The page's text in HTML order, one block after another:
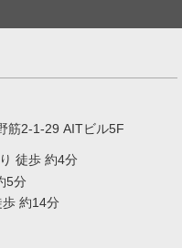
筋2-1-29 AITビル5F
徒歩 約4分
5分
歩 約14分